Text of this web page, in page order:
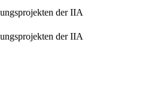
der IIA
der IIA